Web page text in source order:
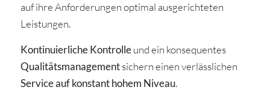
auf ihre Anforderungen optimal ausgerichteten
Leistungen.
Kontinuierliche Kontrolleund ein konsequentes
Qualitätsmanagementsichern einen verlässlichen
Service auf konstant hohem Niveau.